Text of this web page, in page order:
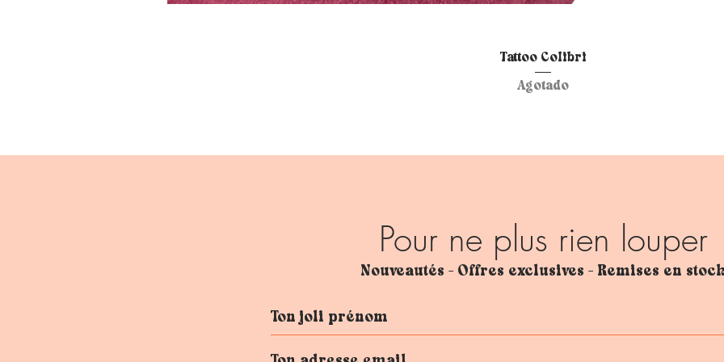
Vista rápida
Tattoo Colibri
Agotado
Pour ne plus rien louper
Nouveautés - Offres exclusives - Remises en